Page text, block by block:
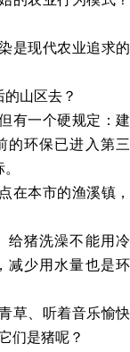
现代农业追求的
山区去？
一个硬规定：建
的环保已进入第三
本市的渔溪镇，
猪洗澡不能用冷
减少用水量也是环
草、听着音乐愉快
们是猪呢？